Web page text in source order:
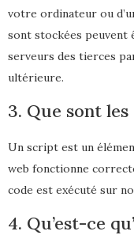
votre ordinateur ou
sont stockées peuvent
serveurs des tierces
ultérieure.
3. Que sont
Un script est un
web fonctionne
code est exécuté sur
4. Qu’est-ce